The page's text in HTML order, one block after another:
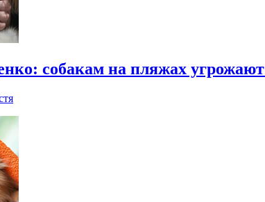
собакам на пляжах